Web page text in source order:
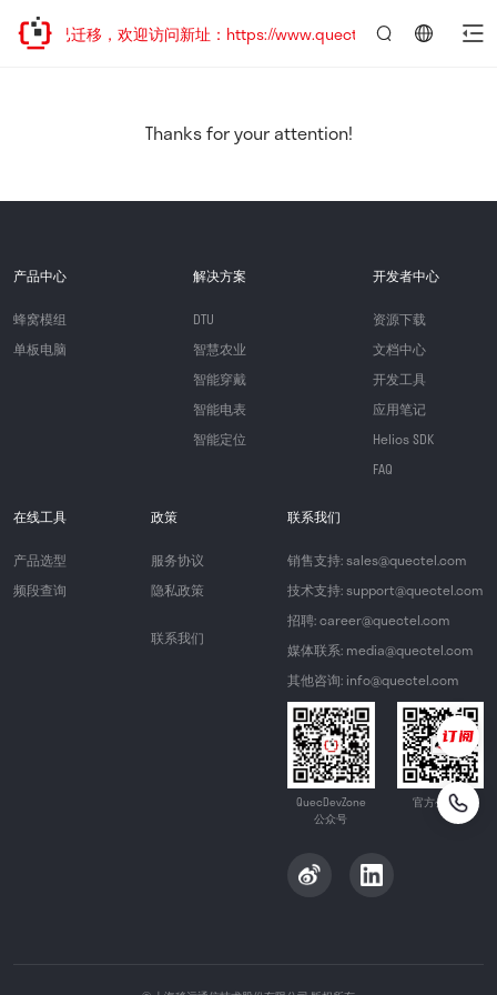
站地址已迁移，欢迎访问新址：https://www.quectel.com.cn
Thanks for your attention!
产品中心
蜂窝模组
单板电脑
解决方案
DTU
智慧农业
智能穿戴
智能电表
智能定位
开发者中心
资源下载
文档中心
开发工具
应用笔记
Helios SDK
FAQ
在线工具
产品选型
频段查询
政策
服务协议
隐私政策
联系我们
联系我们
销售支持: sales@quectel.com
技术支持: support@quectel.com
招聘: career@quectel.com
媒体联系: media@quectel.com
其他咨询: info@quectel.com
QuecDevZone
公众号
官方公众号